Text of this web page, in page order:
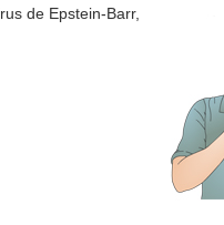
de Epstein-Barr,